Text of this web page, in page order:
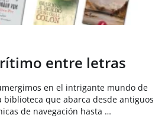
entre letras
en el intrigante mundo de
biblioteca que abarca desde antiguos
de navegación hasta …